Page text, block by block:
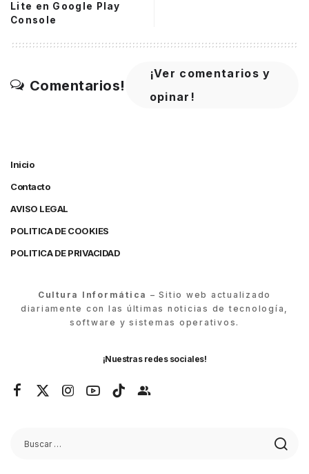
Lite en Google Play
Console
Comentarios!
¡Ver comentarios y
opinar!
Inicio
Contacto
AVISO LEGAL
POLITICA DE COOKIES
POLITICA DE PRIVACIDAD
Cultura Informática – Sitio web actualizado
diariamente con las últimas noticias de tecnología,
software y sistemas operativos.
¡Nuestras redes sociales!